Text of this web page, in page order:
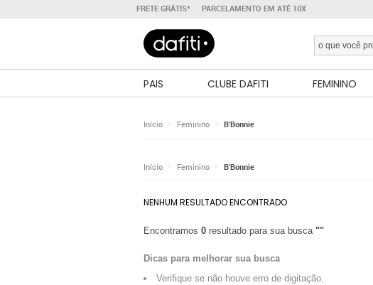
FRETE GRÁTIS* PARCELAMENTO EM ATÉ 10X
PAIS CLUBE DAFITI FEMININO
Início Feminino B'Bonnie
Início Feminino B'Bonnie
NENHUM RESULTADO ENCONTRADO
Encontramos 0 resultado para sua busca ""
Dicas para melhorar sua busca
Verifique se não houve erro de digitação.